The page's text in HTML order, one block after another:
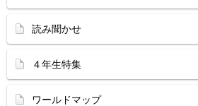
読み聞かせ
４年生特集
ワールドマップ